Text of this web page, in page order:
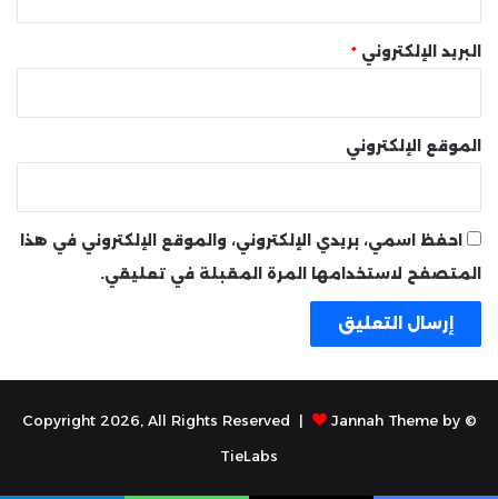
البريد الإلكتروني *
الموقع الإلكتروني
احفظ اسمي، بريدي الإلكتروني، والموقع الإلكتروني في هذا
المتصفح لاستخدامها المرة المقبلة في تعليقي.
© Copyright 2026, All Rights Reserved |
Jannah Theme by
TieLabs